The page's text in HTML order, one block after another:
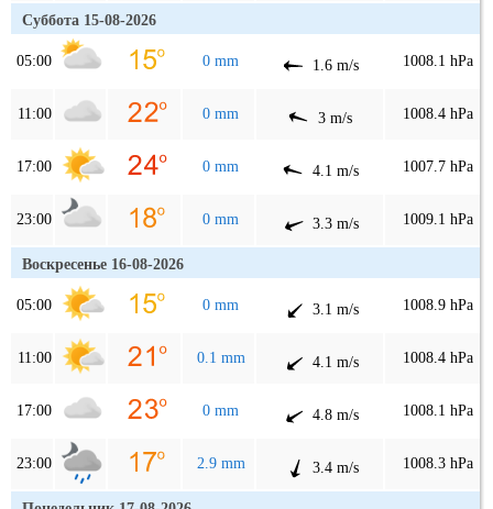
Суббота 15-08-2026
05:00 0 mm 1.6 m/s 1008.1 hPa
11:00 0 mm 3 m/s 1008.4 hPa
17:00 0 mm 4.1 m/s 1007.7 hPa
23:00 0 mm 3.3 m/s 1009.1 hPa
Воскресенье 16-08-2026
05:00 0 mm 3.1 m/s 1008.9 hPa
11:00 0.1 mm 4.1 m/s 1008.4 hPa
17:00 0 mm 4.8 m/s 1008.1 hPa
23:00 2.9 mm 3.4 m/s 1008.3 hPa